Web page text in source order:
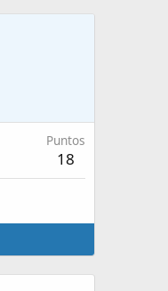
Puntos
18